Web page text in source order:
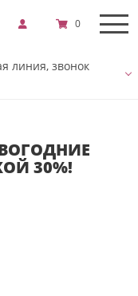
линия, звонок
0
30%!